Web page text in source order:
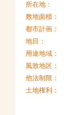
所在地：
敷地面積：
都市計画：
地目：
用途地域：
風致地区：
他法制限：
土地権利：